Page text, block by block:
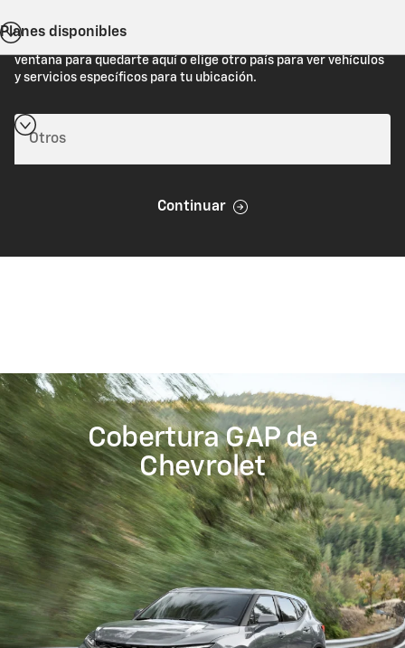
Estás viendo Chevrolet.com (Estados Unidos). Cierra esta
ventana para quedarte aquí o elige otro país para ver vehículos
y servicios específicos para tu ubicación.
Continuar
Planes disponibles
Cobertura GAP de
Chevrolet